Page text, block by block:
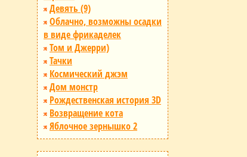
Девять (9)
Облачно, возможны осадки
в виде фрикаделек
Том и Джерри)
Тачки
Космический джэм
Дом монстр
Рождественская история 3D
Возвращение кота
Яблочное зернышко 2